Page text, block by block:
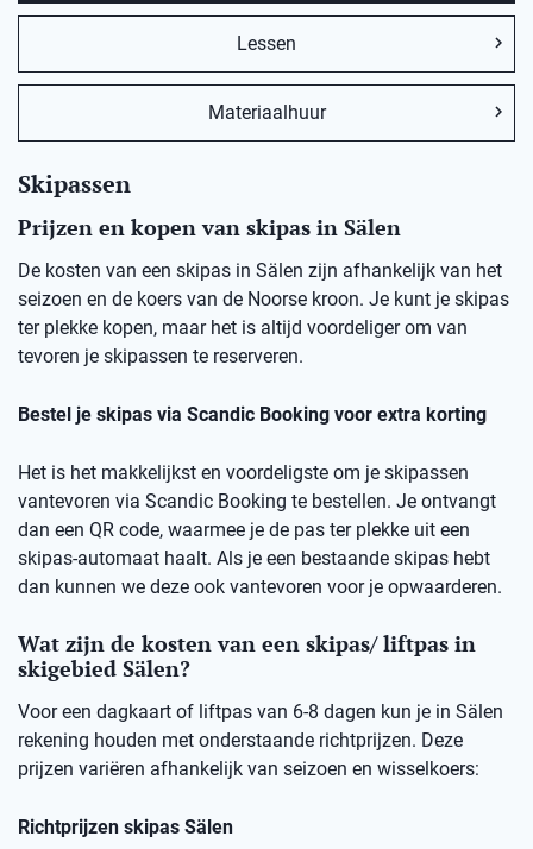
Lessen
Materiaalhuur
Skipassen
Prijzen en kopen van skipas in Sälen
De kosten van een skipas in Sälen zijn afhankelijk van het
seizoen en de koers van de Noorse kroon. Je kunt je skipas
ter plekke kopen, maar het is altijd voordeliger om van
tevoren je skipassen te reserveren.
Bestel je skipas via Scandic Booking voor extra korting
Het is het makkelijkst en voordeligste om je skipassen
vantevoren via Scandic Booking te bestellen. Je ontvangt
dan een QR code, waarmee je de pas ter plekke uit een
skipas-automaat haalt. Als je een bestaande skipas hebt
dan kunnen we deze ook vantevoren voor je opwaarderen.
Wat zijn de kosten van een skipas/ liftpas in
skigebied Sälen?
Voor een dagkaart of liftpas van 6-8 dagen kun je in Sälen
rekening houden met onderstaande richtprijzen. Deze
prijzen variëren afhankelijk van seizoen en wisselkoers:
Richtprijzen skipas Sälen